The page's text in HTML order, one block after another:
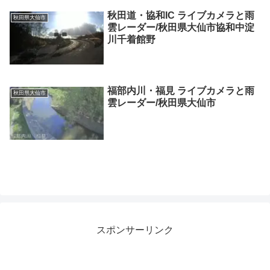
秋田県大仙市
秋田道・協和IC ライブカメラと雨
雲レーダー/秋田県大仙市協和中淀
川千着館野
秋田県大仙市
福部内川・福見 ライブカメラと雨
雲レーダー/秋田県大仙市
スポンサーリンク